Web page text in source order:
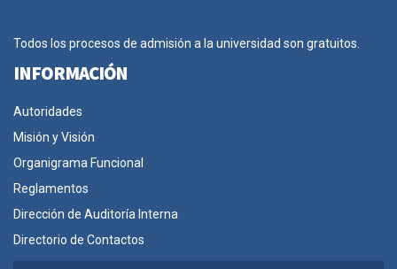
Todos los procesos de admisión a la universidad son gratuitos.
INFORMACIÓN
Autoridades
Misión y Visión
Organigrama Funcional
Reglamentos
Dirección de Auditoría Interna
Directorio de Contactos